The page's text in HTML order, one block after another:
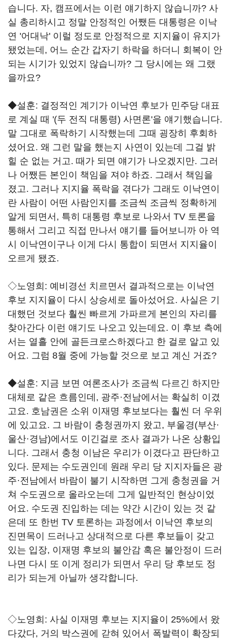
습니다. 자, 캠프에서는 이런 얘기하지 않습니까? 사
실 총리하시고 정말 안정적인 어쨌든 대통령은 이낙
연 '어대낙' 이럴 정도로 안정적으로 지지율이 유지가
됐었는데, 어느 순간 갑자기 하락을 하더니 회복이 안
되는 시기가 있었지 않습니까? 그 당시에는 왜 그랬
을까요?
◆설훈: 결정적인 계기가 이낙연 후보가 민주당 대표
로 계실 때 '(두 전직 대통령) 사면론'을 얘기했습니다.
말 그대로 폭락하기 시작했는데 그때 굉장히 후회하
셨어요. 왜 그런 말을 했는지 사연이 있는데 그걸 밝
힐 순 없는 거고. 때가 되면 얘기가 나오겠지만. 그러
나 어쨌든 본인이 책임을 져야 하죠. 그래서 책임을
졌고. 그러나 지지율 폭락을 겪다가 그래도 이낙연이
란 사람이 어떤 사람인지를 조금씩 조금씩 정확하게
알게 되면서, 특히 대통령 후보로 나와서 TV 토론을
통해서 그리고 직접 만나서 얘기를 들어보니까 아 역
시 이낙연이구나 이게 다시 통합이 되면서 지지율이
오르게 됐죠.
◇노영희: 예비경선 치르면서 결과적으로는 이낙연
후보 지지율이 다시 상승세로 돌아섰어요. 사실은 기
대했던 것보다 훨씬 빠르게 가파르게 본인의 자리를
찾아간다 이런 얘기도 나오고 있는데요. 이 후보 측에
서는 열흘 안에 골든크로스하겠다고 한 걸로 알고 있
어요. 그럼 8월 중에 가능할 것으로 보고 계신 거죠?
◆설훈: 지금 보면 여론조사가 조금씩 다르긴 하지만
대체로 같은 흐름인데, 광주·전남에서는 확실히 이겼
고요. 호남권은 소위 이재명 후보보다는 훨씬 더 우위
에 있고요. 그 바람이 충청권까지 왔고, 부울경(부산·
울산·경남)에서도 이긴걸로 조사 결과가 나온 상황입
니다. 그래서 충청 이남은 우리가 이겼다고 판단하고
있다. 문제는 수도권인데 원래 우리 당 지지자들은 광
주·전남에서 바람이 불기 시작하면 그게 충청권을 거
쳐 수도권으로 올라오는데 그게 일반적인 현상이었
어요. 수도권 진입하는 데는 약간 시간이 있는 것 같
은데 또 한번 TV 토론하는 과정에서 이낙연 후보의
진면목이 드러나고 상대적으로 다른 후보들이 갖고
있는 입장, 이재명 후보의 불안감 혹은 불안정이 드러
나면 다시 또 이게 정리가 되면서 우리 당 후보도 정
리가 되는게 아닐까 생각합니다.
◇노영희: 사실 이재명 후보는 지지율이 25%에서 왔
다갔다, 거의 박스권에 갇혀 있어서 폭발력이 확장되